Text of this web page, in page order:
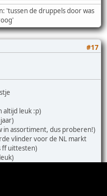
'tussen de druppels door was
#17
altijd leuk :p)
in assortiment, dus proberen!)
vlinder voor de NL markt
ff uittesten)